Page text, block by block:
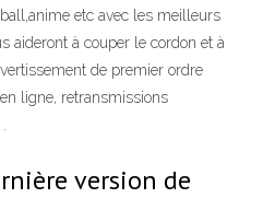
etc avec les meilleurs
aideront à couper le cordon et à
de premier ordre
ligne, retransmissions
version de